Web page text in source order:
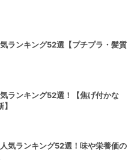
ランキング52選【プチプラ・髪質
ランキング52選！【焦げ付かな
気ランキング52選！味や栄養価の